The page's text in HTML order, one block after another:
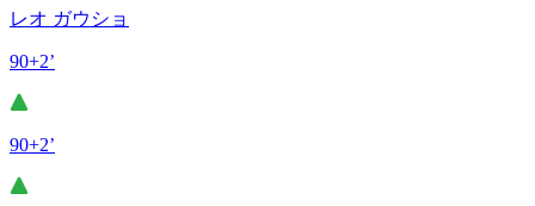
レオ ガウショ
90+2’
90+2’